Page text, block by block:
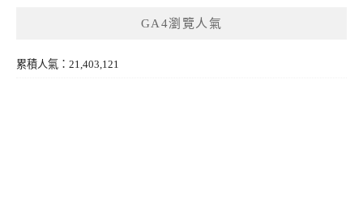
GA4瀏覽人氣
累積人氣：21,403,121